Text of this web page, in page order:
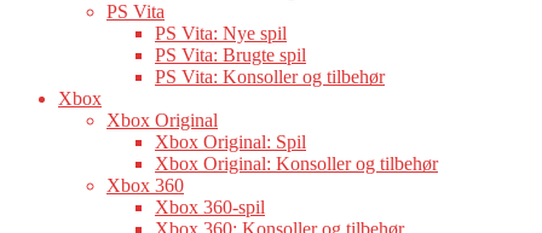
PS Vita
PS Vita: Nye spil
PS Vita: Brugte spil
PS Vita: Konsoller og tilbehør
Xbox
Xbox Original
Xbox Original: Spil
Xbox Original: Konsoller og tilbehør
Xbox 360
Xbox 360-spil